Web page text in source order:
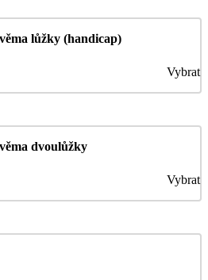
lůžky (handicap)
Vybrat
dvoulůžky
Vybrat